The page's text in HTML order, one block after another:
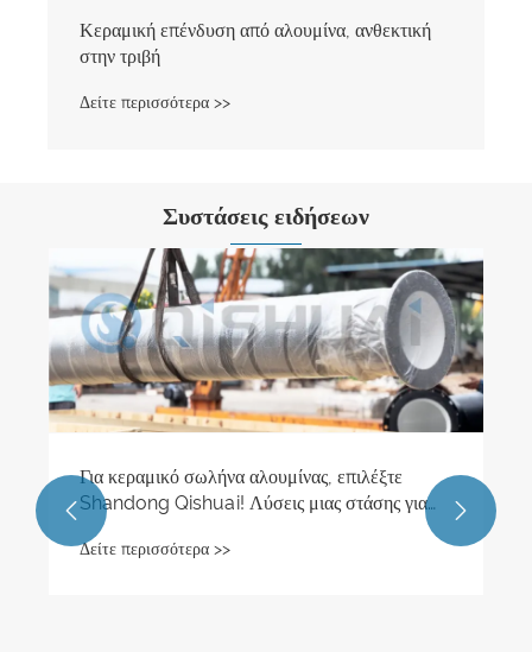
Συστάσεις ειδήσεων
Λύσεις Προστασίας Βιομηχανικής Φθοράς για
Μεταλλεία & Τσιμεντοβιομηχανία
Δείτε περισσότερα >>
 